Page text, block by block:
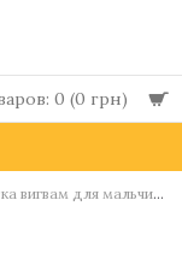
0 (0 грн)
для мальчика Койот Ширики